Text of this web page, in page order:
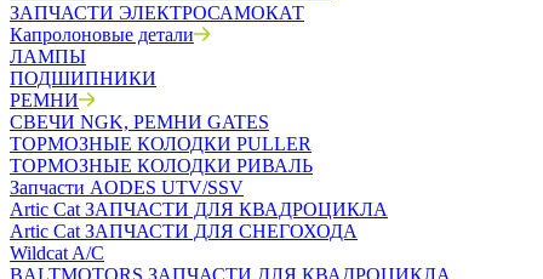
ЗАПЧАСТИ ЭЛЕКТРОСАМОКАТ
Капролоновые детали
ЛАМПЫ
ПОДШИПНИКИ
РЕМНИ
СВЕЧИ NGK, РЕМНИ GATES
ТОРМОЗНЫЕ КОЛОДКИ PULLER
ТОРМОЗНЫЕ КОЛОДКИ РИВАЛЬ
Запчасти AODES UTV/SSV
Artic Cat ЗАПЧАСТИ ДЛЯ КВАДРОЦИКЛА
Artic Cat ЗАПЧАСТИ ДЛЯ СНЕГОХОДА
Wildcat A/C
BALTMOTORS ЗАПЧАСТИ ДЛЯ КВАДРОЦИКЛА